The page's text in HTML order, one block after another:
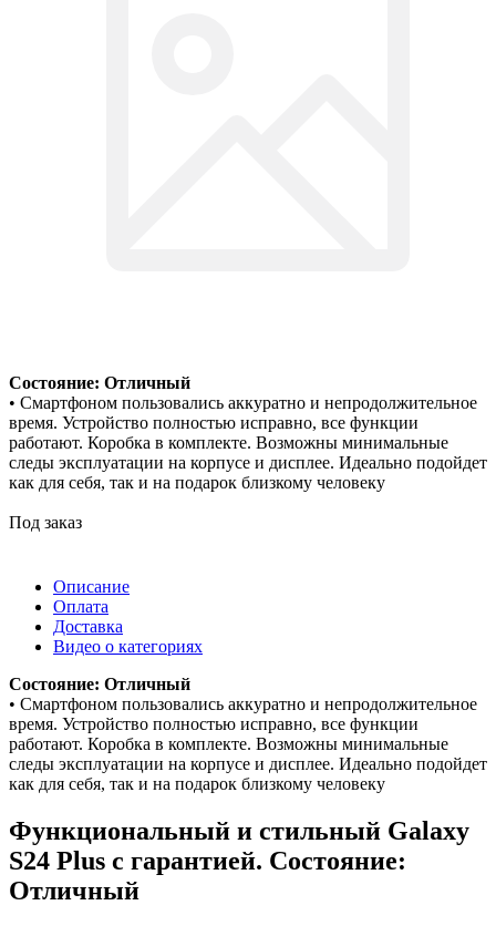
Состояние: Отличный
• Смартфоном пользовались аккуратно и непродолжительное
время. Устройство полностью исправно, все функции
работают. Коробка в комплекте. Возможны минимальные
следы эксплуатации на корпусе и дисплее. Идеально подойдет
как для себя, так и на подарок близкому человеку
Под заказ
Описание
Оплата
Доставка
Видео о категориях
Состояние: Отличный
• Смартфоном пользовались аккуратно и непродолжительное
время. Устройство полностью исправно, все функции
работают. Коробка в комплекте. Возможны минимальные
следы эксплуатации на корпусе и дисплее. Идеально подойдет
как для себя, так и на подарок близкому человеку
Функциональный и стильный Galaxy
S24 Plus с гарантией. Состояние:
Отличный